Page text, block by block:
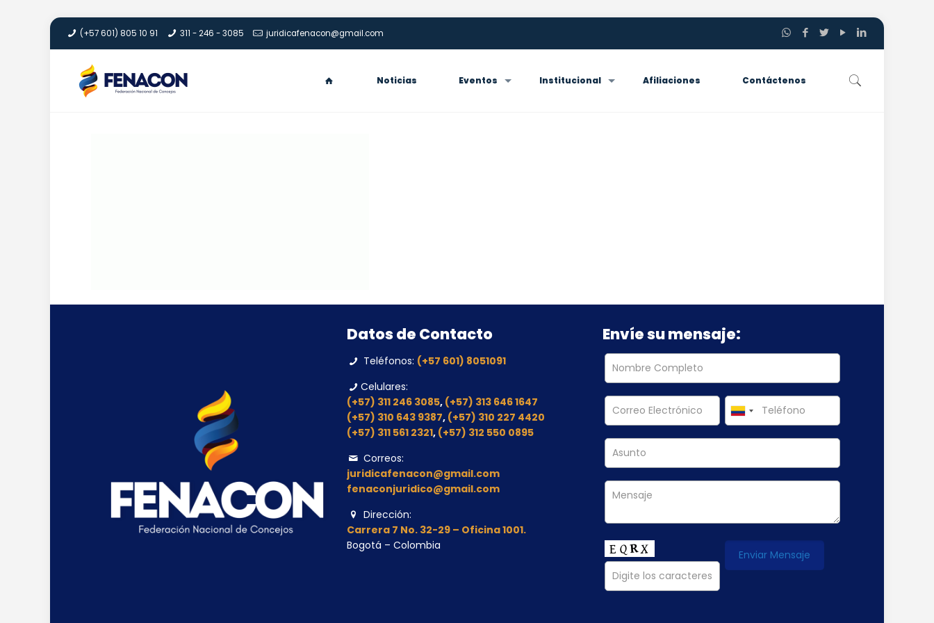
(+57 601) 805 10 91 311 - 246 - 3085 juridicafenacon@gmail.com
Noticias Eventos Institucional Afiliaciones Contáctenos
Datos de Contacto
Teléfonos: (+57 601) 8051091
Celulares:
(+57) 311 246 3085, (+57) 313 646 1647
(+57) 310 643 9387, (+57) 310 227 4420
(+57) 311 561 2321, (+57) 312 550 0895
Correos:
juridicafenacon@gmail.com
fenaconjuridico@gmail.com
Dirección:
Carrera 7 No. 32-29 – Oficina 1001.
Bogotá – Colombia
Envíe su mensaje: